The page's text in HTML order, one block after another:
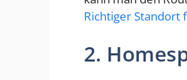
Richtiger Standort
2.